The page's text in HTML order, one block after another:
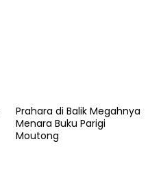
Prahara di Balik Megahnya
Menara Buku Parigi
Moutong